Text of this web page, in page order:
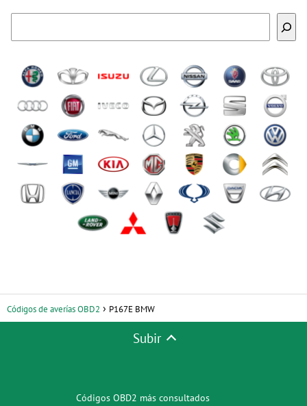
Códigos de averías OBD2 P167E BMW
Subir
Códigos OBD2 más consultados